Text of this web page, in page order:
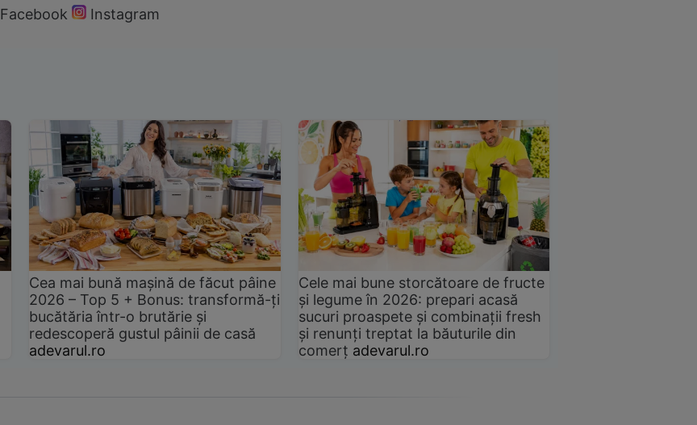
Facebook Instagram
Cea mai bună mașină de făcut pâine
2026 – Top 5 + Bonus: transformă-ți
bucătăria într-o brutărie și
redescoperă gustul pâinii de casă
adevarul.ro
Cele mai bune storcătoare de fructe
și legume în 2026: prepari acasă
sucuri proaspete și combinații fresh
și renunți treptat la băuturile din
comerț adevarul.ro